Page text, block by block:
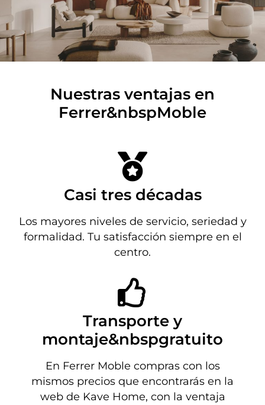
Nuestras ventajas en
Ferrer&nbspMoble
Casi tres décadas
Los mayores niveles de servicio, seriedad y
formalidad. Tu satisfacción siempre en el
centro.
Transporte y
montaje&nbspgratuito
En Ferrer Moble compras con los
mismos precios que encontrarás en la
web de Kave Home, con la ventaja